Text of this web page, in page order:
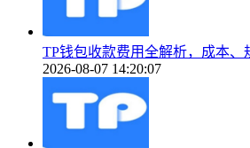
TP钱包收款费用全解析，成本、
2026-08-07 14:20:07